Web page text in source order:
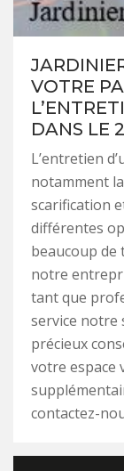
VOTRE
DANS LE
L’entretien
notamment
scarification
différentes
beaucoup de
notre
tant que
service notre
précieux
votre espace
contactez-